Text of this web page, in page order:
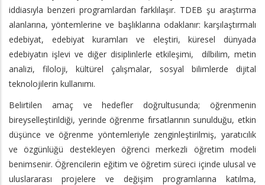
iddiasıyla benzeri programlardan farklılaşır. TDEB şu araştırma
alanlarına, yöntemlerine ve başlıklarına odaklanır: karşılaştırmalı
edebiyat, edebiyat kuramları ve eleştiri, küresel dünyada
edebiyatın işlevi ve diğer disiplinlerle etkileşimi, dilbilim, metin
analizi, filoloji, kültürel çalışmalar, sosyal bilimlerde dijital
teknolojilerin kullanımı.
Belirtilen amaç ve hedefler doğrultusunda; öğrenmenin
bireyselleştirildiği, yerinde öğrenme fırsatlarının sunulduğu, etkin
düşünce ve öğrenme yöntemleriyle zenginleştirilmiş, yaratıcılık
ve özgünlüğü destekleyen öğrenci merkezli öğretim modeli
benimsenir. Öğrencilerin eğitim ve öğretim süreci içinde ulusal ve
uluslararası projelere ve değişim programlarına katılma,